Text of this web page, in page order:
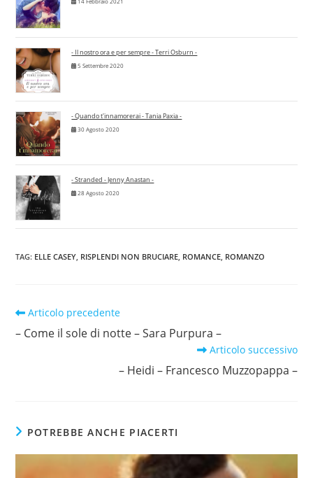
14 Febbraio 2021
- Il nostro ora e per sempre - Terri Osburn -
5 Settembre 2020
- Quando t'innamorerai - Tania Paxia -
30 Agosto 2020
- Stranded - Jenny Anastan -
28 Agosto 2020
TAG: ELLE CASEY, RISPLENDI NON BRUCIARE, ROMANCE, ROMANZO
Leggi
articoli
Articolo precedente
– Come il sole di notte – Sara Purpura –
Articolo successivo
– Heidi – Francesco Muzzopappa –
POTREBBE ANCHE PIACERTI